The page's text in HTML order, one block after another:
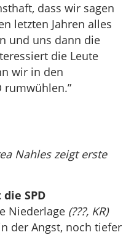
dass wir sagen
letzten Jahren alles
und uns dann die
die Leute
wir in den
rumwühlen.”
Nahles zeigt erste
SPD
Niederlage (???, KR)
der Angst, noch tiefer